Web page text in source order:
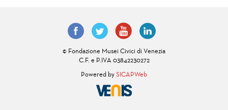
© Fondazione Musei Civici di Venezia
C.F. e P.IVA 03842230272
Powered by SICAPWeb